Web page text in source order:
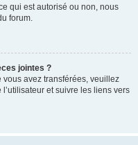
qui est autorisé ou non, nous
forum.
jointes ?
avez transférées, veuillez
et suivre les liens vers